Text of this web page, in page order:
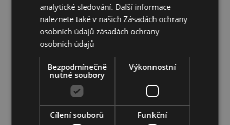
Vlastnosti produktu
Výška 6cm Šířka 2.5cm Hloubka 2.5cm 10ml
8906051436909
144
analytické sledování. Další informace
naleznete také v našich Zásadách ochrany
osobních údajůzásadách ochrany
osobních údajů
Bezpodmínečně
nutné soubory
Výkonnostní
Cílení souborů Funkční